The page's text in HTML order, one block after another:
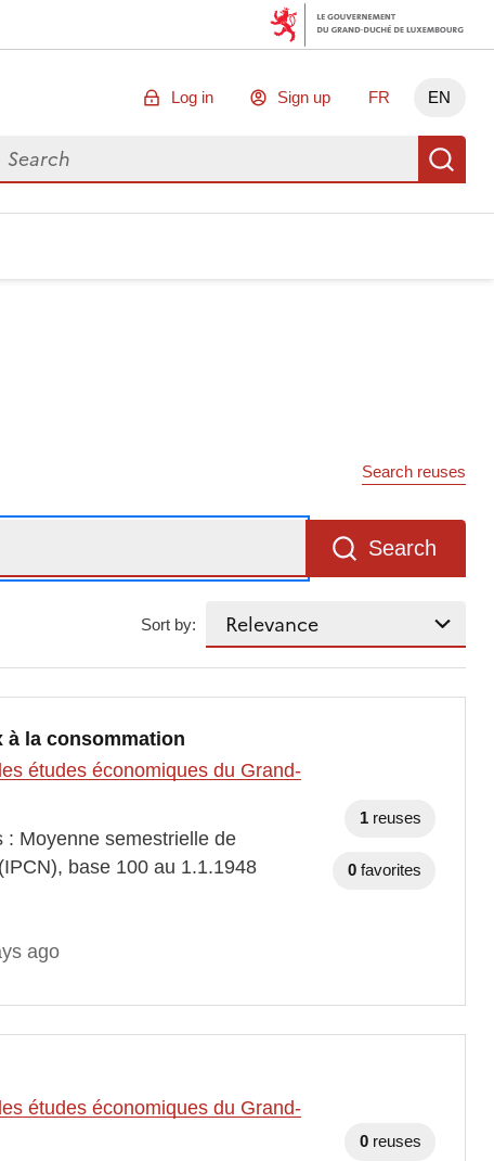
Log in Sign up FR EN
for data
Search reuses
Search
Sort by:
à la consommation
études économiques du Grand-
: Moyenne semestrielle de
base 100 au 1.1.1948
ago
1 reuses
0 favorites
études économiques du Grand-
0 reuses